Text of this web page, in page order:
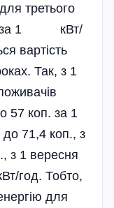
третього
за 1 кВт/
вартість
Так, з 1
57 коп. за 1
до 71,4 коп., з
з 1 вересня
год. Тобто,
для